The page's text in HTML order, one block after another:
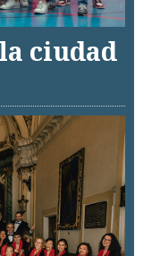
ciudad